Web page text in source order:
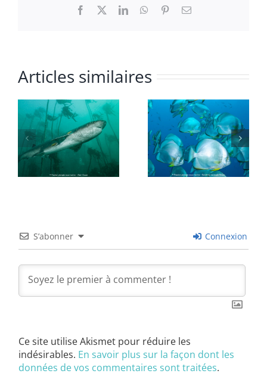
Facebook LinkedInWhatsApp
PinterestEmail
Articles similaires
S’abonner Connexion
Ce site utilise Akismet pour réduire les
indésirables. En savoir plus sur la façon dont les
données de vos commentaires sont traitées.